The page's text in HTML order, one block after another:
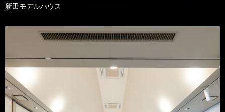
新田モデルハウス